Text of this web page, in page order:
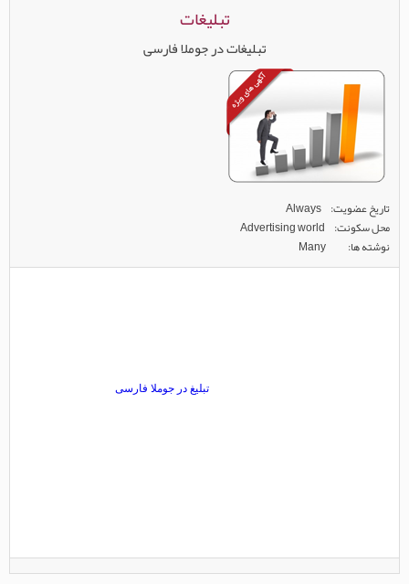
تبلیغات
تبلیغات در جوملا فارسی
تاریخ عضویت Always
محل سکونت Advertising world
نوشته ها
Many